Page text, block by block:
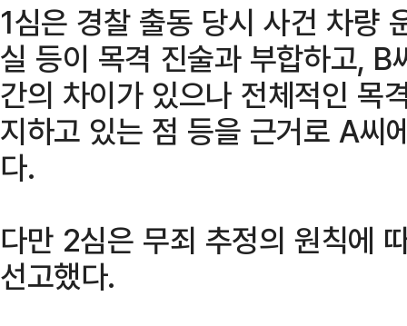
1심은 경찰 출동 당시 사건 차량
실 등이 목격 진술과 부합하고,
간의 차이가 있으나 전체적인 목
지하고 있는 점 등을 근거로 A씨
다.
다만 2심은 무죄 추정의 원칙에
선고했다.